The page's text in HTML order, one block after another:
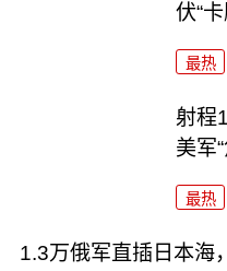
伏“卡
最热
射程
美军“
最热
1.3万俄军直插日本海